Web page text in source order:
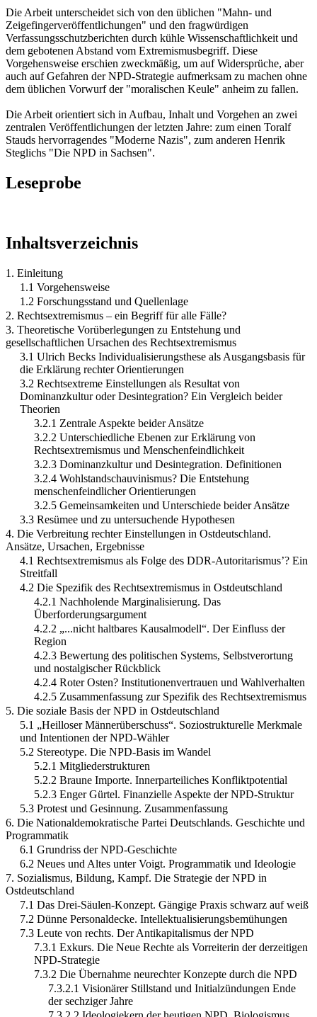
Die Arbeit unterscheidet sich von den üblichen "Mahn- und
Zeigefingerveröffentlichungen" und den fragwürdigen
Verfassungsschutzberichten durch kühle Wissenschaftlichkeit und
dem gebotenen Abstand vom Extremismusbegriff. Diese
Vorgehensweise erschien zweckmäßig, um auf Widersprüche, aber
auch auf Gefahren der NPD-Strategie aufmerksam zu machen ohne
dem üblichen Vorwurf der "moralischen Keule" anheim zu fallen.
Die Arbeit orientiert sich in Aufbau, Inhalt und Vorgehen an zwei
zentralen Veröffentlichungen der letzten Jahre: zum einen Toralf
Stauds hervorragendes "Moderne Nazis", zum anderen Henrik
Steglichs "Die NPD in Sachsen".
Leseprobe
Inhaltsverzeichnis
1. Einleitung
1.1 Vorgehensweise
1.2 Forschungsstand und Quellenlage
2. Rechtsextremismus – ein Begriff für alle Fälle?
3. Theoretische Vorüberlegungen zu Entstehung und
gesellschaftlichen Ursachen des Rechtsextremismus
3.1 Ulrich Becks Individualisierungsthese als Ausgangsbasis für
die Erklärung rechter Orientierungen
3.2 Rechtsextreme Einstellungen als Resultat von
Dominanzkultur oder Desintegration? Ein Vergleich beider
Theorien
3.2.1 Zentrale Aspekte beider Ansätze
3.2.2 Unterschiedliche Ebenen zur Erklärung von
Rechtsextremismus und Menschenfeindlichkeit
3.2.3 Dominanzkultur und Desintegration. Definitionen
3.2.4 Wohlstandschauvinismus? Die Entstehung
menschenfeindlicher Orientierungen
3.2.5 Gemeinsamkeiten und Unterschiede beider Ansätze
3.3 Resümee und zu untersuchende Hypothesen
4. Die Verbreitung rechter Einstellungen in Ostdeutschland.
Ansätze, Ursachen, Ergebnisse
4.1 Rechtsextremismus als Folge des DDR-Autoritarismus’? Ein
Streitfall
4.2 Die Spezifik des Rechtsextremismus in Ostdeutschland
4.2.1 Nachholende Marginalisierung. Das
Überforderungsargument
4.2.2 „...nicht haltbares Kausalmodell“. Der Einfluss der
Region
4.2.3 Bewertung des politischen Systems, Selbstverortung
und nostalgischer Rückblick
4.2.4 Roter Osten? Institutionenvertrauen und Wahlverhalten
4.2.5 Zusammenfassung zur Spezifik des Rechtsextremismus
5. Die soziale Basis der NPD in Ostdeutschland
5.1 „Heilloser Männerüberschuss“. Soziostrukturelle Merkmale
und Intentionen der NPD-Wähler
5.2 Stereotype. Die NPD-Basis im Wandel
5.2.1 Mitgliederstrukturen
5.2.2 Braune Importe. Innerparteiliches Konfliktpotential
5.2.3 Enger Gürtel. Finanzielle Aspekte der NPD-Struktur
5.3 Protest und Gesinnung. Zusammenfassung
6. Die Nationaldemokratische Partei Deutschlands. Geschichte und
Programmatik
6.1 Grundriss der NPD-Geschichte
6.2 Neues und Altes unter Voigt. Programmatik und Ideologie
7. Sozialismus, Bildung, Kampf. Die Strategie der NPD in
Ostdeutschland
7.1 Das Drei-Säulen-Konzept. Gängige Praxis schwarz auf weiß
7.2 Dünne Personaldecke. Intellektualisierungsbemühungen
7.3 Leute von rechts. Der Antikapitalismus der NPD
7.3.1 Exkurs. Die Neue Rechte als Vorreiterin der derzeitigen
NPD-Strategie
7.3.2 Die Übernahme neurechter Konzepte durch die NPD
7.3.2.1 Visionärer Stillstand und Initialzündungen Ende
der sechziger Jahre